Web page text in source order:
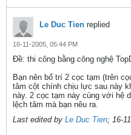
Le Duc Tien replied
16-11-2005, 05:44 PM
Ðề: thi công bằng công nghệ
Bạn nên bố trí 2 cọc tạm (trên
tâm cột chính chịu lực sau này
này. 2 cọc tạm này cùng với hệ
lệch tâm mà bạn nêu ra.
Last edited by Le Duc Tien; 16-